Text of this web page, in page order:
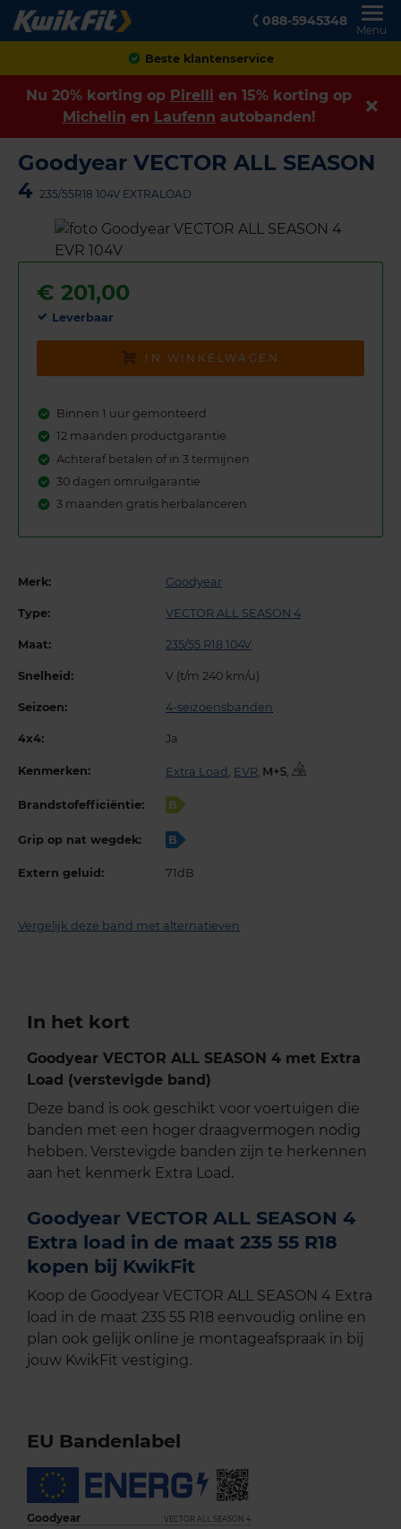
088-5945348
Menu
Beste klantenservice
Nu 20% korting op Pirelli en 15% korting op
Michelin en Laufenn autobanden!
Goodyear VECTOR ALL SEASON
4 235/55R18 104V EXTRALOAD
€ 201,00
Leverbaar
IN WINKELWAGEN
Binnen 1 uur gemonteerd
12 maanden productgarantie
Achteraf betalen of in 3 termijnen
30 dagen omruilgarantie
3 maanden gratis herbalanceren
Merk: Goodyear
Type: VECTOR ALL SEASON 4
Maat: 235/55 R18 104V
Snelheid: V (t/m 240 km/u)
Seizoen: 4-seizoensbanden
4x4: Ja
Kenmerken: Extra Load EVR ,
Brandstofefficiëntie: B
Grip op nat wegdek: B
Extern geluid: 71dB
Vergelijk deze band met alternatieven
In het kort
Goodyear VECTOR ALL SEASON 4 met Extra
Load (verstevigde band)
Deze band is ook geschikt voor voertuigen die
banden met een hoger draagvermogen nodig
hebben. Verstevigde banden zijn te herkennen
aan het kenmerk Extra Load.
Goodyear VECTOR ALL SEASON 4
Extra load in de maat 235 55 R18
kopen bij KwikFit
Koop de Goodyear VECTOR ALL SEASON 4 Extra
load in de maat 235 55 R18 eenvoudig online en
plan ook gelijk online je montageafspraak in bij
jouw KwikFit vestiging.
EU Bandenlabel
Goodyear VECTOR ALL SEASON 4